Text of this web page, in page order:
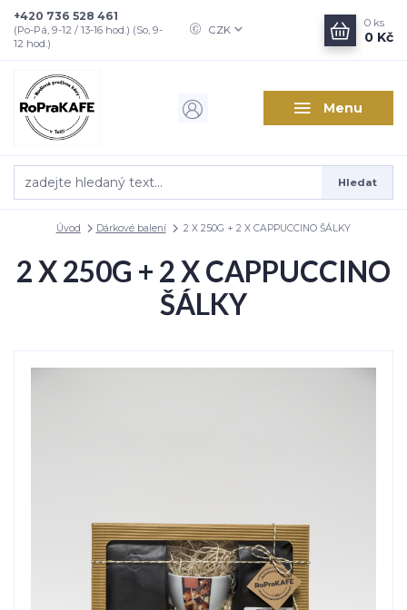
Menu
CZK
Hledat
+420 736 528 461
(Po-Pá, 9-12 / 13-16 hod.) (So, 9-
12 hod.)
0 ks
0 Kč
Úvod Dárkové balení 2 X 250G + 2 X CAPPUCCINO ŠÁLKY
2 X 250G + 2 X CAPPUCCINO
ŠÁLKY